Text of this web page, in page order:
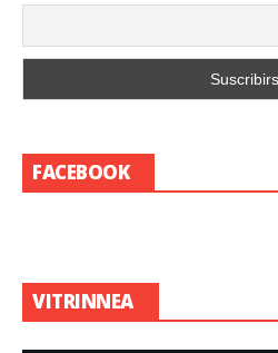
FACEBOOK
VITRINNEA